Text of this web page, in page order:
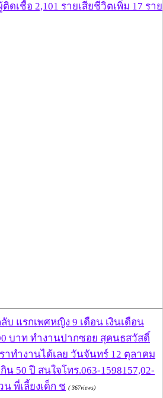
ดเชื้อ 2,101 รายเสียชีวิตเพิ่ม 17 ราย
บ แรกเพศหญิง 9 เดือน เงินเดือน
บาท ทำงานปากซอย สุคนธสวัสดิ์
าทำงานได้เลย วันจันทร์ 12 ตุลาคม
น 50 ปี สนใจโทร.063-1598157,02-
พี่เลี้ยงเด็ก ช ( 367views)